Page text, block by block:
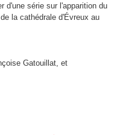
d'une série sur l'apparition du
la cathédrale d'Évreux au
Gatouillat, et